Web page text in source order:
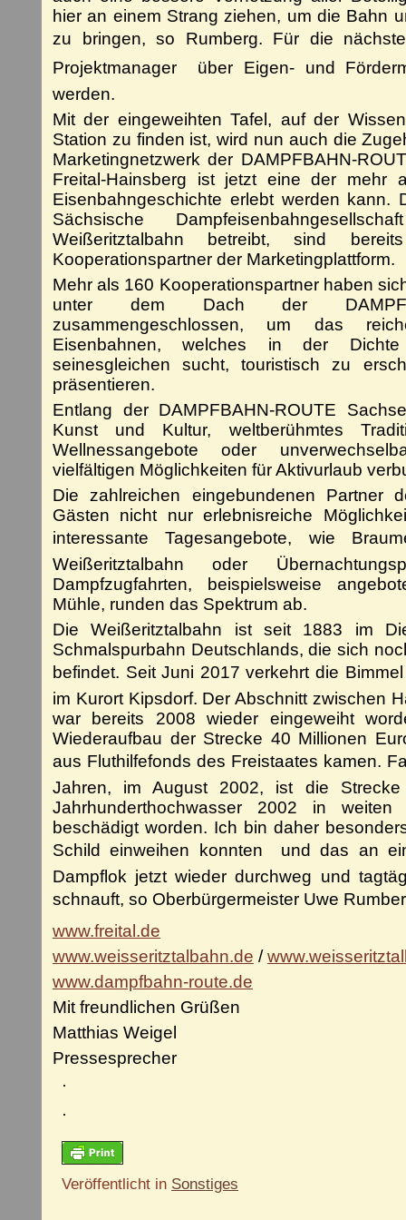
hier an einem Strang ziehen, um die Bahn
zu bringen, so Rumberg. Für die
Projektmanager  über Eigen- und
werden.
Mit der eingeweihten Tafel, auf der
Station zu finden ist, wird nun auch die
Marketingnetzwerk der DAMPFBAHN-
Freital-Hainsberg ist jetzt eine der mehr
Eisenbahngeschichte erlebt werden kann.
Sächsische
Weißeritztalbahn betreibt, sind
Kooperationspartner der Marketingplattform.
Mehr als 160 Kooperationspartner haben
unter dem Dach der
zusammengeschlossen, um das
Eisenbahnen, welches in der
seinesgleichen sucht, touristisch zu
präsentieren.
Entlang der DAMPFBAHN-ROUTE
Kunst und Kultur, weltberühmtes
Wellnessangebote oder
vielfältigen Möglichkeiten für Aktivurlaub
Die zahlreichen eingebundenen Partner
Gästen nicht nur erlebnisreiche
interessante Tagesangebote, wie
Weißeritztalbahn oder
Dampfzugfahrten, beispielsweise
Mühle, runden das Spektrum ab.
Die Weißeritztalbahn ist seit 1883 im
Schmalspurbahn Deutschlands, die sich
befindet. Seit Juni 2017 verkehrt die
im Kurort Kipsdorf. Der Abschnitt zwischen
war bereits 2008 wieder eingeweiht
Wiederaufbau der Strecke 40 Millionen
aus Fluthilfefonds des Freistaates kamen.
Jahren, im August 2002, ist die Strecke
Jahrhunderthochwasser 2002 in
beschädigt worden. Ich bin daher
Schild einweihen konnten ­ und das an
Dampflok jetzt wieder durchweg und
schnauft, so Oberbürgermeister Uwe
www.freital.de
www.weisseritztalbahn.de /
www.dampfbahn-route.de
Mit freundlichen Grüßen
Matthias Weigel
Pressesprecher
Veröffentlicht in Sonstiges